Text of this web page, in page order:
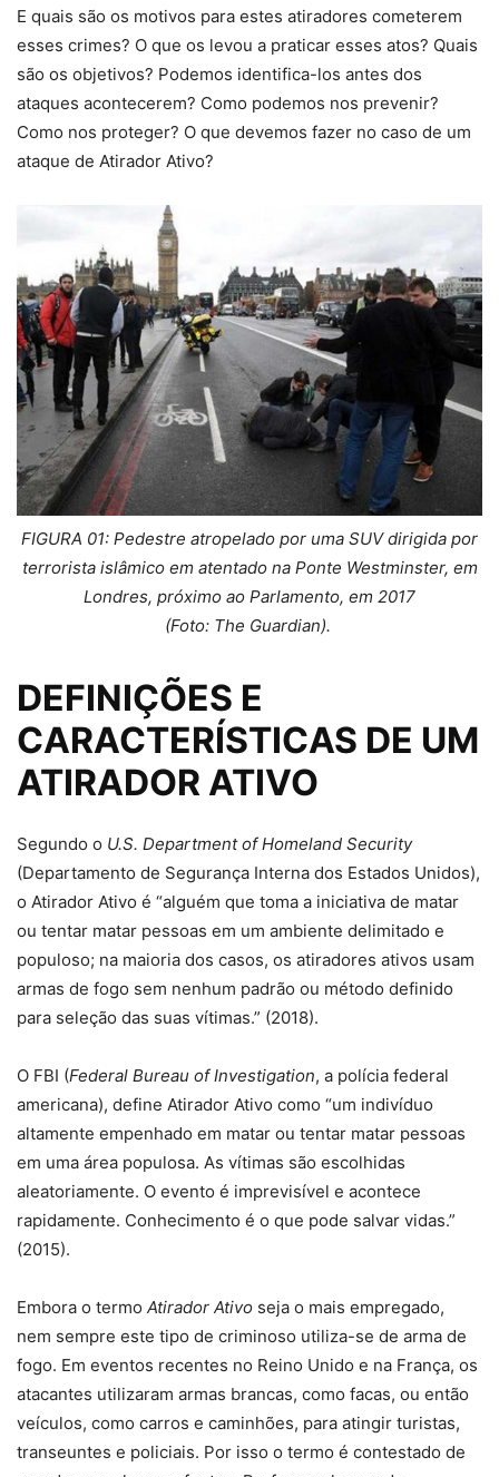
E quais são os motivos para estes atiradores cometerem
esses crimes? O que os levou a praticar esses atos? Quais
são os objetivos? Podemos identifica-los antes dos
ataques acontecerem? Como podemos nos prevenir?
Como nos proteger? O que devemos fazer no caso de um
ataque de Atirador Ativo?
FIGURA 01: Pedestre atropelado por uma SUV dirigida por
terrorista islâmico em atentado na Ponte Westminster, em
Londres, próximo ao Parlamento, em 2017
(Foto: The Guardian).
DEFINIÇÕES E
CARACTERÍSTICAS DE UM
ATIRADOR ATIVO
Segundo o U.S. Department of Homeland Security
(Departamento de Segurança Interna dos Estados Unidos),
o Atirador Ativo é “alguém que toma a iniciativa de matar
ou tentar matar pessoas em um ambiente delimitado e
populoso; na maioria dos casos, os atiradores ativos usam
armas de fogo sem nenhum padrão ou método definido
para seleção das suas vítimas.” (2018).
O FBI (Federal Bureau of Investigation, a polícia federal
americana), define Atirador Ativo como “um indivíduo
altamente empenhado em matar ou tentar matar pessoas
em uma área populosa. As vítimas são escolhidas
aleatoriamente. O evento é imprevisível e acontece
rapidamente. Conhecimento é o que pode salvar vidas.”
(2015).
Embora o termo Atirador Ativo seja o mais empregado,
nem sempre este tipo de criminoso utiliza-se de arma de
fogo. Em eventos recentes no Reino Unido e na França, os
atacantes utilizaram armas brancas, como facas, ou então
veículos, como carros e caminhões, para atingir turistas,
transeuntes e policiais. Por isso o termo é contestado de